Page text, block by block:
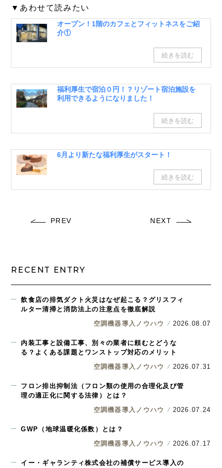
▼あわせて読みたい
オープン！1階のカフェとフィットネスをご紹
介①
福利厚生で宿泊０円！？リゾート宿泊施設を
利用できるようになりました！
6月より新たな福利厚生がスタート！
PREV NEXT
RECENT ENTRY
飲食店の排気ダクト火災はなぜ起こる？グリスフィ
ルター清掃と消防法上の注意点を徹底解説
空調機器導入ノウハウ
2026.08.07
内装工事と設備工事、別々の業者に頼むとどうな
る？よくある課題とワンストップ対応のメリット
空調機器導入ノウハウ
2026.07.31
フロン排出抑制法（フロン類の使用の合理化及び管
理の適正化に関する法律）とは？
空調機器導入ノウハウ
2026.07.24
GWP（地球温暖化係数）とは？
空調機器導入ノウハウ
2026.07.17
イー・ギャランティ株式会社の補償サービス導入の